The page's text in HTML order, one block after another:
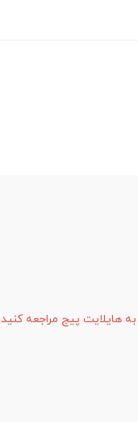
به هایلایت پیج مراجعه کنید